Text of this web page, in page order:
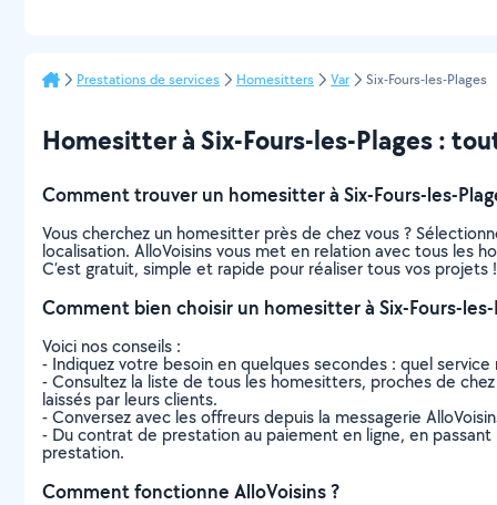
Prestations de services Homesitters Var Six-Fours-les-Plages
Homesitter à Six-Fours-les-Plages :
Comment trouver un homesitter à Six-Fours-les-
Vous cherchez un homesitter près de chez vous ?
localisation. AlloVoisins vous met en relation avec tous les
C’est gratuit, simple et rapide pour réaliser tous vos projets !
Comment bien choisir un homesitter à Six-Fours-les-
Voici nos conseils :
- Indiquez votre besoin en quelques secondes : quel
- Consultez la liste de tous les homesitters, proches de
laissés par leurs clients.
- Conversez avec les offreurs depuis la messagerie
- Du contrat de prestation au paiement en ligne, en
prestation.
Comment fonctionne AlloVoisins ?